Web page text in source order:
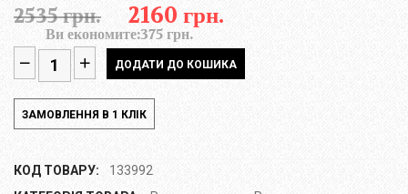
2535 грн. 2160 грн.
Ви економите:375 грн.
КОД ТОВАРУ:
133992